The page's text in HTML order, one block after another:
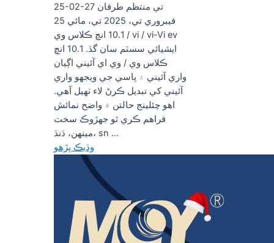
25-02-27 تي منتظم طرفان
25 فيبروري تي، 2025 تي، مائي
10.1 انچ ڪلاس وي / vi / vi-Vi ev
ايشيائي سسٽم سان گڏ. 10.1 انچ
ڪلاس وي / وي اي آئيني اڳيان
واري آئيني ۽ پاسي جي ويجهو واري
آئيني کي تبديل ڪرڻ لاء ٺهيل آهي.
اهو چئلينج حالتن ۾ واضح نمائش
فراهم ڪري ٿو جهڙوڪ سخت
مينهن، ڌنڌ، sn ...
وڌيڪ پڙهو